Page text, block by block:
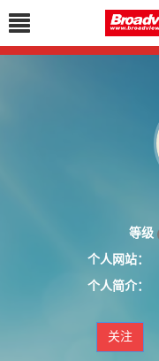
等级
个人网站：
个人简介：
关注